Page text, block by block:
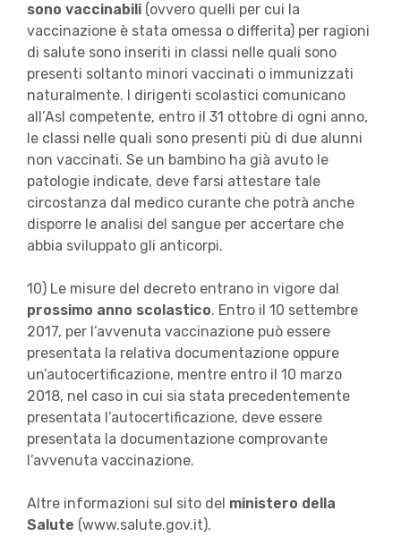
sono vaccinabili(ovvero quelli per cui la
vaccinazione è stata omessa o differita) per ragioni
di salute sono inseriti in classi nelle quali sono
presenti soltanto minori vaccinati o immunizzati
naturalmente. I dirigenti scolastici comunicano
all’Asl competente, entro il 31 ottobre di ogni anno,
le classi nelle quali sono presenti più di due alunni
non vaccinati. Se un bambino ha già avuto le
patologie indicate, deve farsi attestare tale
circostanza dal medico curante che potrà anche
disporre le analisi del sangue per accertare che
abbia sviluppato gli anticorpi.
10) Le misure del decreto entrano in vigore dal
prossimo anno scolastico. Entro il 10 settembre
2017, per l’avvenuta vaccinazione può essere
presentata la relativa documentazione oppure
un’autocertificazione, mentre entro il 10 marzo
2018, nel caso in cui sia stata precedentemente
presentata l’autocertificazione, deve essere
presentata la documentazione comprovante
l’avvenuta vaccinazione.
Altre informazioni sul sito del ministero della
Salute (www.salute.gov.it).